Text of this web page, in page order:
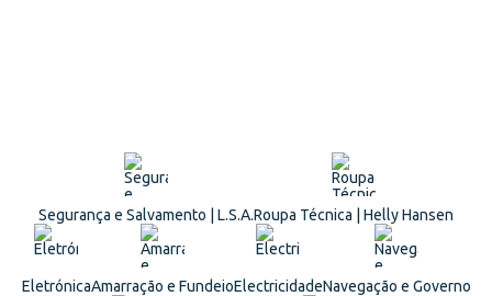
Segurança e Salvamento | L.S.A.Roupa Técnica | Helly Hansen
EletrónicaAmarração e FundeioElectricidadeNavegação e Governo